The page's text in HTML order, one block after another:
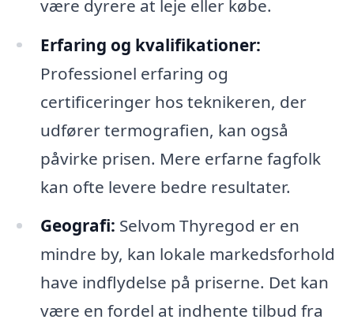
være dyrere at leje eller købe.
Erfaring og kvalifikationer:
Professionel erfaring og
certificeringer hos teknikeren, der
udfører termografien, kan også
påvirke prisen. Mere erfarne fagfolk
kan ofte levere bedre resultater.
Geografi: Selvom Thyregod er en
mindre by, kan lokale markedsforhold
have indflydelse på priserne. Det kan
være en fordel at indhente tilbud fra